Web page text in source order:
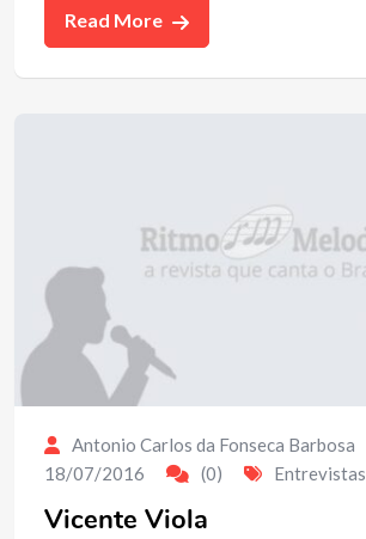
Read More
Antonio Carlos da Fonseca Barbosa
18/07/2016
(0) Entrevistas
Vicente Viola